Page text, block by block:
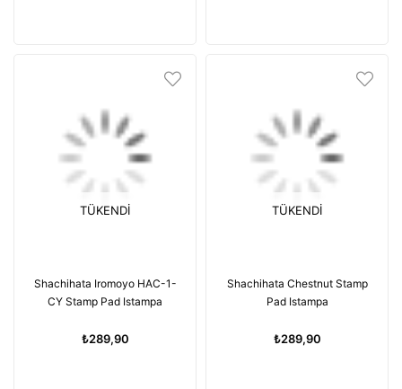
TÜKENDI
Shachihata Iromoyo HAC-1-
CY Stamp Pad Istampa
₺289,90
TÜKENDI
Shachihata Chestnut Stamp
Pad Istampa
₺289,90